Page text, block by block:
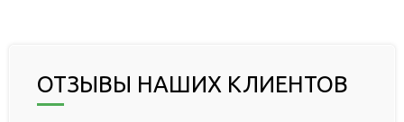
ОТЗЫВЫ НАШИХ КЛИЕНТОВ